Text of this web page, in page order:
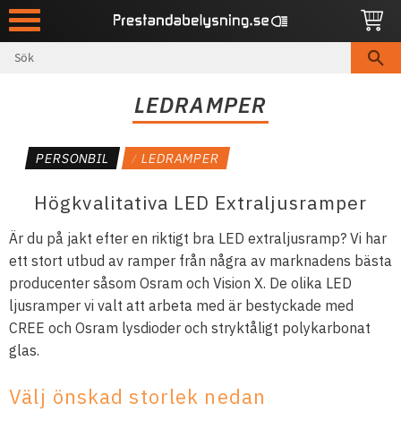
Meny
LEDRAMPER
PERSONBIL LEDRAMPER
Högkvalitativa LED Extraljusramper
Är du på jakt efter en riktigt bra LED extraljusramp? Vi har
ett stort utbud av ramper från några av marknadens bästa
producenter såsom Osram och Vision X. De olika LED
ljusramper vi valt att arbeta med är bestyckade med
CREE och Osram lysdioder och stryktåligt polykarbonat
glas.
Välj önskad storlek nedan